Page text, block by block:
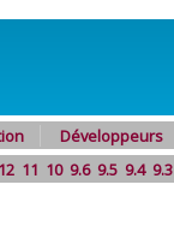
Développeurs
12 11 10 9.6 9.5 9.4 9.3